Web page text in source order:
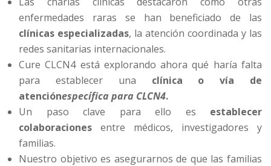
enfermedades raras se han beneficiado de las
clínicas especializadas, la atención coordinada y las
redes sanitarias internacionales.
Cure CLCN4 está explorando ahora qué haría falta
para establecer una clínica o vía de
atenciónespecífica para CLCN4.
Un paso clave para ello es establecer
colaboraciones entre médicos, investigadores y
familias.
Nuestro objetivo es asegurarnos de que las familias